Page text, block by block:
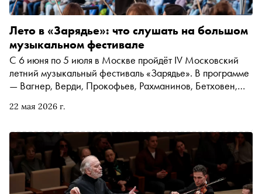
22 мая 2026 г.
Лето в «Зарядье»: что слушать на большом
музыкальном фестивале
С 6 июня по 5 июля в Москве пройдёт IV Московский
летний музыкальный фестиваль «Зарядье». В программе
— Вагнер, Верди, Прокофьев, Рахманинов, Бетховен,
«Сноб» выбрал главные концерты